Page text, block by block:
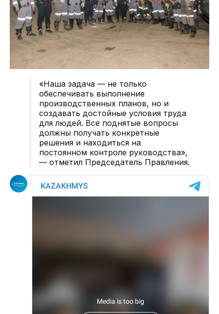
«Наша задача — не только
обеспечивать выполнение
производственных планов, но и
создавать достойные условия труда
для людей. Все поднятые вопросы
должны получать конкретные
решения и находиться на
постоянном контроле руководства»,
— отметил Председатель Правления.